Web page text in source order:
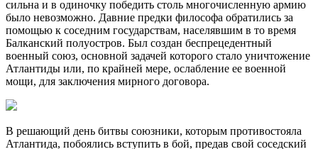
сильна и в одиночку победить столь многочисленную армию
было невозможно. Давние предки философа обратились за
помощью к соседним государствам, населявшим в то время
Балканский полуостров. Был создан беспрецедентный
военный союз, основной задачей которого стало уничтожение
Атлантиды или, по крайней мере, ослабление ее военной
мощи, для заключения мирного договора.
В решающий день битвы союзники, которым противостояла
Атлантида, побоялись вступить в бой, предав свой соседский